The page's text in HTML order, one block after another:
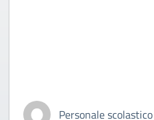
Personale scolastico